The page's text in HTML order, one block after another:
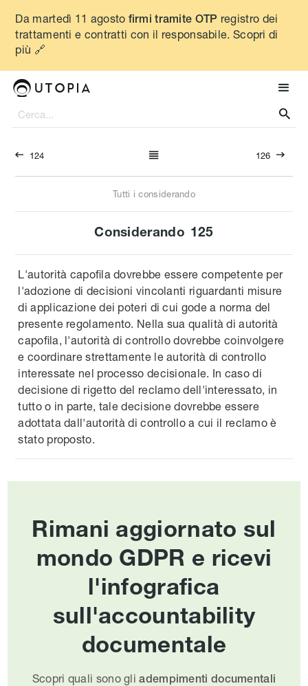
Da martedì 11 agosto firmi tramite OTP registro dei
trattamenti e contratti con il responsabile. Scopri di
più 🔗

 124  126 
Tutti i considerando
Considerando 125
L'autorità capofila dovrebbe essere competente per
l'adozione di decisioni vincolanti riguardanti misure
di applicazione dei poteri di cui gode a norma del
presente regolamento. Nella sua qualità di autorità
capofila, l'autorità di controllo dovrebbe coinvolgere
e coordinare strettamente le autorità di controllo
interessate nel processo decisionale. In caso di
decisione di rigetto del reclamo dell'interessato, in
tutto o in parte, tale decisione dovrebbe essere
adottata dall'autorità di controllo a cui il reclamo è
stato proposto.
Rimani aggiornato sul
mondo GDPR e ricevi
l'infografica
sull'accountability
documentale
Scopri quali sono gliadempimenti documentali